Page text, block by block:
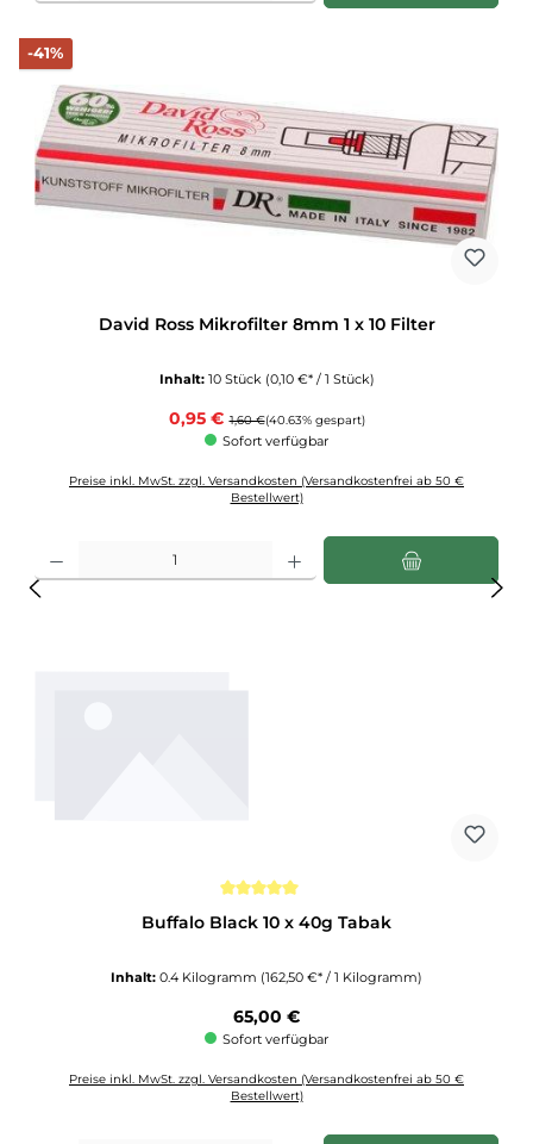
-41%Rabatt
David Ross Mikrofilter 8mm 1 x 10 Filter
Inhalt: 10 Stück (0,10 €* / 1 Stück)
Verkaufspreis:
0,95 € Regulärer Preis:
1,60 €(40.63% gespart)
Sofort verfügbar
Preise inkl. MwSt. zzgl. Versandkosten (Versandkostenfrei ab 50 €
Bestellwert)
Buffalo Black 10 x 40g Tabak
Inhalt: 0.4 Kilogramm (162,50 €* / 1 Kilogramm)
Regulärer Preis:
65,00 €
Sofort verfügbar
Preise inkl. MwSt. zzgl. Versandkosten (Versandkostenfrei ab 50 €
Bestellwert)